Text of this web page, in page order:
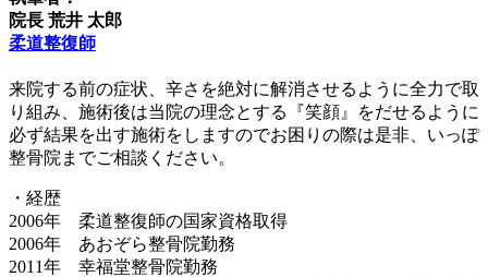
院長 荒井 太郎
柔道整復師
来院する前の症状、辛さを絶対に解消させるように全力で取
り組み、施術後は当院の理念とする『笑顔』をだせるように
必ず結果を出す施術をしますのでお困りの際は是非、いっぽ
整骨院までご相談ください。
・経歴
2006年 柔道整復師の国家資格取得
2006年 あおぞら整骨院勤務
2011年 幸福堂整骨院勤務